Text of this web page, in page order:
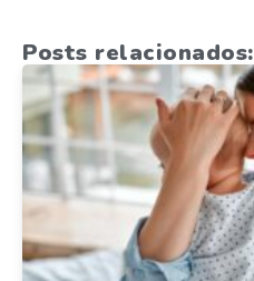
Posts relacionados: